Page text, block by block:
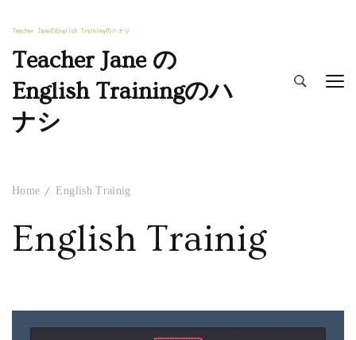
Teacher Jane の
English Trainingのハ
ナシ
Home English Trainig
English Trainig